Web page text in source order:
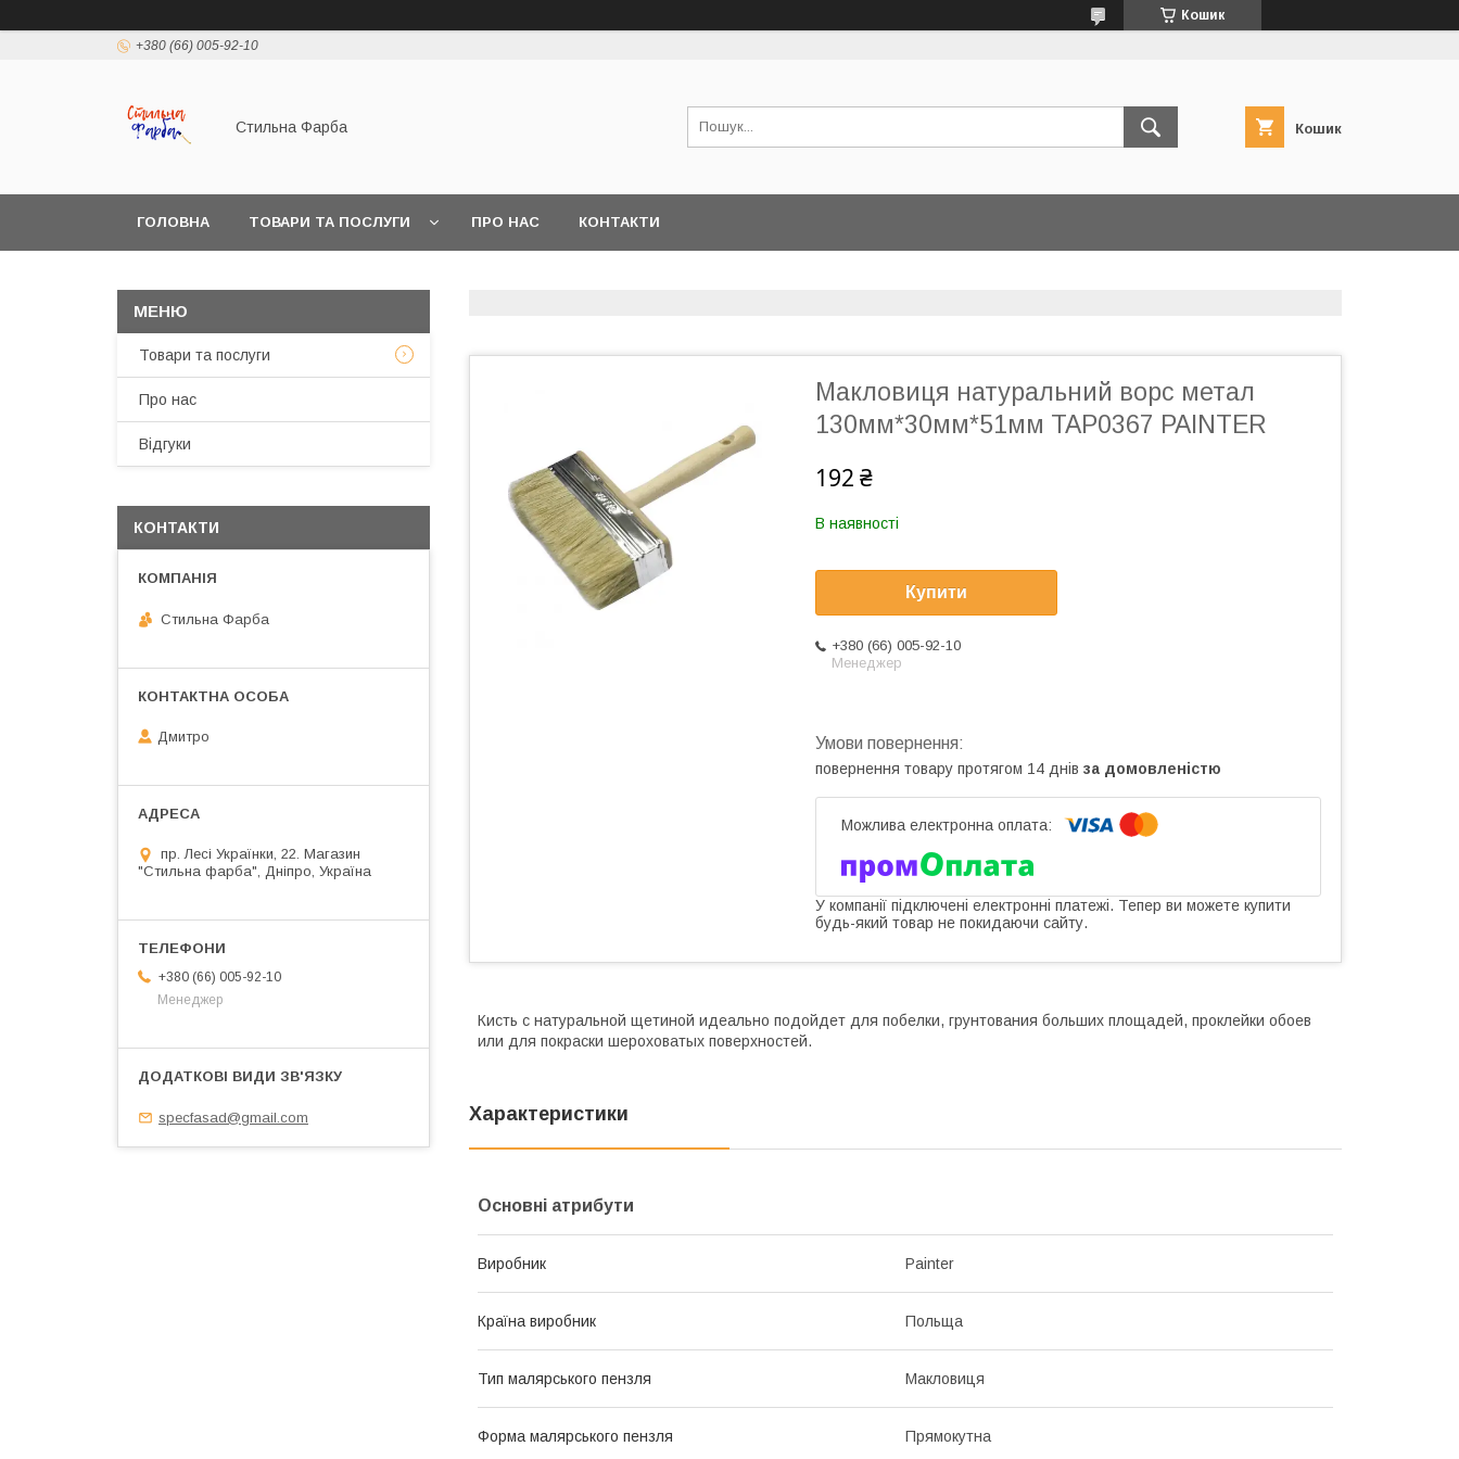
Кошик
+380 (66) 005-92-10
Стильна Фарба Кошик
ГОЛОВНА ТОВАРИ ТА ПОСЛУГИ ПРО НАС КОНТАКТИ
Макловиця натуральний ворс метал
130мм*30мм*51мм TAP0367 PAINTER
192 ₴
В наявності
Купити
+380 (66) 005-92-10
Менеджер
повернення товару протягом 14 днів за домовленістю
У компанії підключені електронні платежі. Тепер ви можете купити
будь-який товар не покидаючи сайту.
Кисть с натуральной щетиной идеально подойдет для побелки, грунтования больших площадей, проклейки обоев
или для покраски шероховатых поверхностей.
Характеристики
Основні атрибути
Виробник Painter
Країна виробник Польща
Тип малярського пензля Макловиця
Форма малярського пензля Прямокутна
Товари та послуги
Про нас
Відгуки
КОНТАКТИ
Стильна Фарба
Дмитро
пр. Лесі Українки, 22. Магазин
"Стильна фарба", Дніпро, Україна
+380 (66) 005-92-10
Менеджер
specfasad@gmail.com